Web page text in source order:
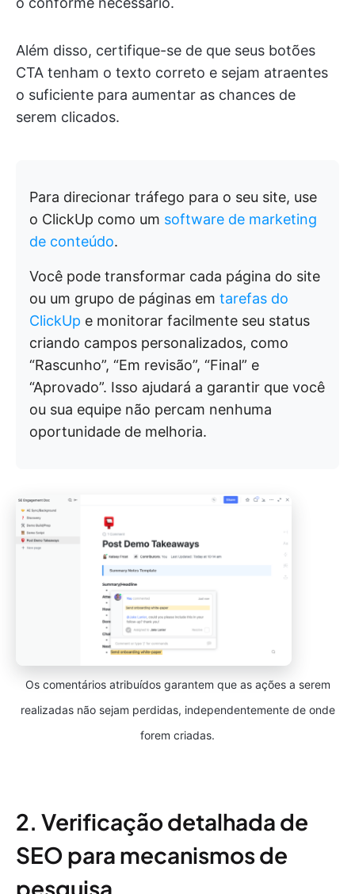
Além disso, certifique-se de que seus botões
CTA tenham o texto correto e sejam atraentes
o suficiente para aumentar as chances de
serem clicados.
Para direcionar tráfego para o seu site, use
o ClickUp como um software de marketing
de conteúdo.
Você pode transformar cada página do site
ou um grupo de páginas em tarefas do
ClickUp e monitorar facilmente seu status
criando campos personalizados, como
“Rascunho”, “Em revisão”, “Final” e
“Aprovado”. Isso ajudará a garantir que você
ou sua equipe não percam nenhuma
oportunidade de melhoria.
Os comentários atribuídos garantem que as ações a serem
realizadas não sejam perdidas, independentemente de onde
forem criadas.
2. Verificação detalhada de
SEO para mecanismos de
pesquisa